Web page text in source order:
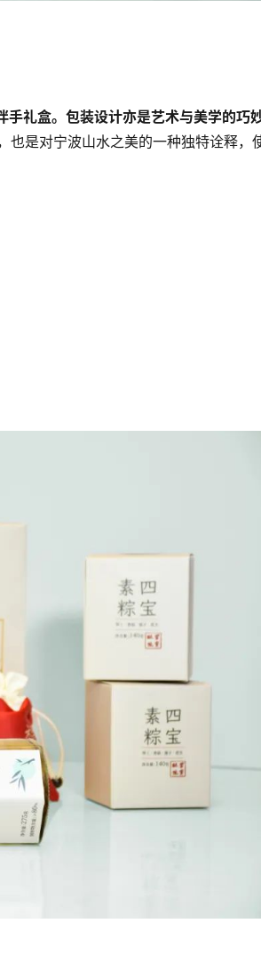
礼盒。 包装设计亦是艺术与美学的巧
也是对宁波山水之美的一种独特诠释，